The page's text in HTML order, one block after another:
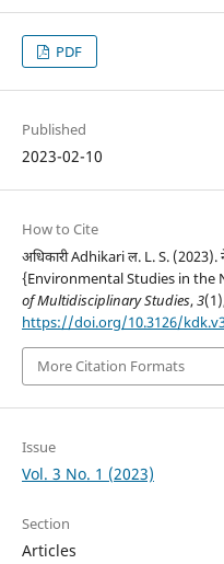
PDF
Published
2023-02-10
How to Cite
अधिकारी Adhikari ल. L. S. (2023).
{Environmental Studies in the
of Multidisciplinary Studies,3
https://doi.org/10.3126/
More Citation Formats
Issue
Vol. 3 No. 1 (2023)
Section
Articles